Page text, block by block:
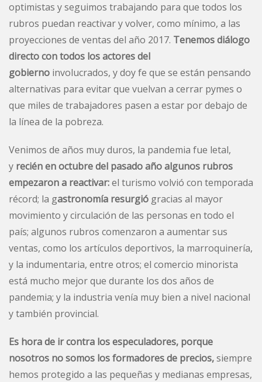
optimistas y seguimos trabajando para que todos los
rubros puedan reactivar y volver, como mínimo, a las
proyecciones de ventas del año 2017. Tenemos diálogo
directo con todos los actores del
gobierno involucrados, y doy fe que se están pensando
alternativas para evitar que vuelvan a cerrar pymes o
que miles de trabajadores pasen a estar por debajo de
la línea de la pobreza.
Venimos de años muy duros, la pandemia fue letal,
y recién en octubre del pasado año algunos rubros
empezaron a reactivar:el turismo volvió con temporada
récord; la gastronomía resurgió gracias al mayor
movimiento y circulación de las personas en todo el
país; algunos rubros comenzaron a aumentar sus
ventas, como los artículos deportivos, la marroquinería,
y la indumentaria, entre otros; el comercio minorista
está mucho mejor que durante los dos años de
pandemia; y la industria venía muy bien a nivel nacional
y también provincial.
Es hora de ir contra los especuladores, porque
nosotros no somos los formadores de precios,siempre
hemos protegido a las pequeñas y medianas empresas,